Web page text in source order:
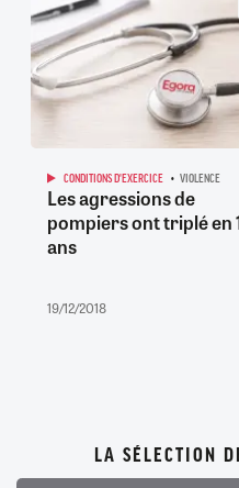
CONDITIONS D'EXERCICE VIOLENCE
Les agressions de
pompiers ont triplé en
ans
19/12/2018
LA SÉLECTION